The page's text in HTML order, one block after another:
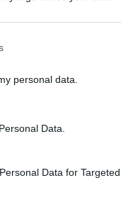
personal data.
Data.
Data for Targeted
hash operan sobre
texto en una